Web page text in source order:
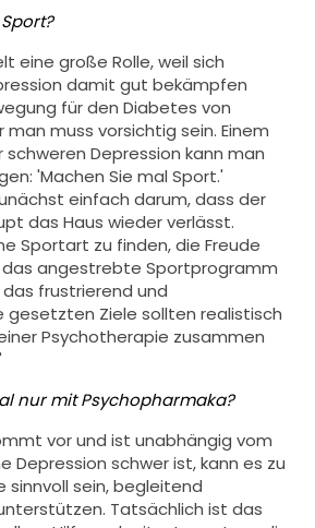
eine große Rolle, weil sich
damit gut bekämpfen
für den Diabetes von
muss vorsichtig sein. Einem
Depression kann man
'Machen Sie mal Sport.'
einfach darum, dass der
das Haus wieder verlässt.
Sportart zu finden, die Freude
angestrebte Sportprogramm
frustrierend und
gesetzten Ziele sollten realistisch
Psychotherapie zusammen
nur mit Psychopharmaka?
vor und ist unabhängig vom
Depression schwer ist, kann es zu
sinnvoll sein, begleitend
Tatsächlich ist das